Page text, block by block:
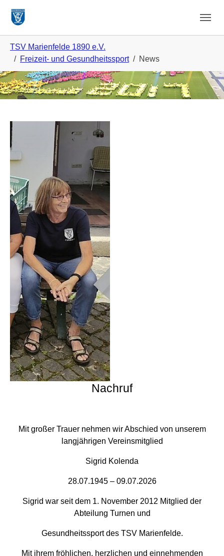
TSV Marienfelde 1890 e.V.
Freizeit- und Gesundheitssport
News
Nachruf
Mit großer Trauer nehmen wir Abschied von unserem
langjährigen Vereinsmitglied
Sigrid Kolenda
28.07.1945 – 09.07.2026
Sigrid war seit dem 1. November 2012 Mitglied der
Abteilung Turnen und
Gesundheitssport des TSV Marienfelde.
Mit ihrem fröhlichen, herzlichen und einnehmenden